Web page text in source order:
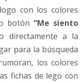
con los colores
botón“Me siento
directamente a la
para la búsqueda
los colores
fichas de lego con